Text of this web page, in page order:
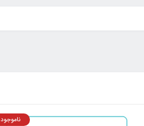
ناموجود